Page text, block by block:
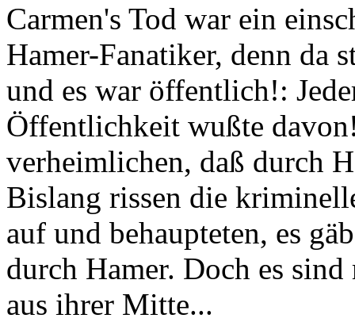
Carmen's Tod war ein
Hamer-Fanatiker, denn da
und es war öffentlich!:
Öffentlichkeit wußte
verheimlichen, daß durch
Bislang rissen die
auf und behaupteten, es
durch Hamer. Doch es
aus ihrer Mitte...